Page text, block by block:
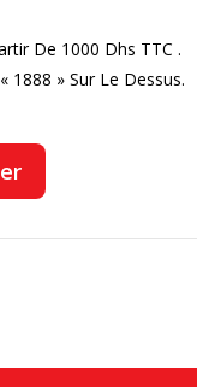
De 1000 Dhs TTC .
1888 » Sur Le Dessus.